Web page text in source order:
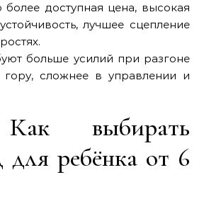
доступная цена, высокая
лучшее сцепление
больше усилий при разгоне
сложнее в управлении и
выбирать
для ребёнка от 6